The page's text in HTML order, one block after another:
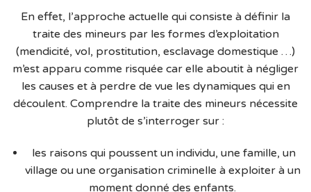
En effet, l’approche actuelle qui consiste à définir la
traite des mineurs par les formes d’exploitation
(mendicité, vol, prostitution, esclavage domestique …)
m’est apparu comme risquée car elle aboutit à négliger
les causes et à perdre de vue les dynamiques qui en
découlent. Comprendre la traite des mineurs nécessite
plutôt de s’interroger sur :
les raisons qui poussent un individu, une famille, un
village ou une organisation criminelle à exploiter à un
moment donné des enfants.